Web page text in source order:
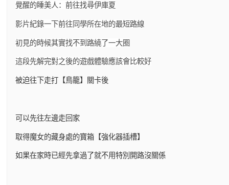
覺醒的睡美人：前往找尋伊庫夏
影片紀錄一下前往同學所在地的最短路線
初見的時候其實找不到路繞了一大圈
這段先解完對之後的遊戲體驗應該會比較好
被迫往下走打【鳥籠】關卡後
可以先往左邊走回家
取得魔女的藏身處的寶箱【強化器插槽】
如果在家時已經先拿過了就不用特別開路沒關係